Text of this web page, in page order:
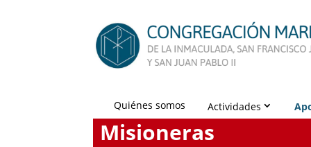
Quiénes somos Actividades
Misioneras